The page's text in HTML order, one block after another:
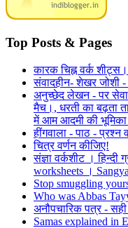
Top Posts & Pages
कारक चिह्न वर्क
संवादहीन- शेखर जोशी
अनुच्छेद लेखन - पर
मैच।, धरती का बढ़ता
में आम आदमी की
हींगवाला - पाठ -
चित्र वर्णन कीजिए!
संज्ञा वर्कशीट ।
worksheets ।
Stop smuggling
Who was Abbas
अनौपचारिक पत्र -
Samas explained in